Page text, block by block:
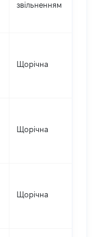
звільненням
Щорічна
Щорічна
Щорічна